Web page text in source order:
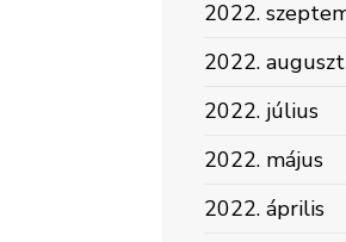
2022.
2022.
2022. július
2022. május
2022. április